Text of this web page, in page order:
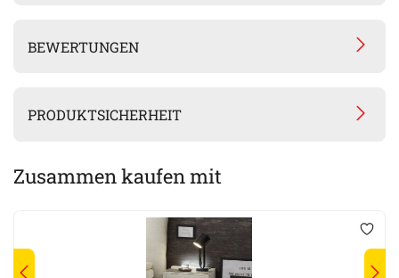
BEWERTUNGEN
PRODUKTSICHERHEIT
Zusammen kaufen mit